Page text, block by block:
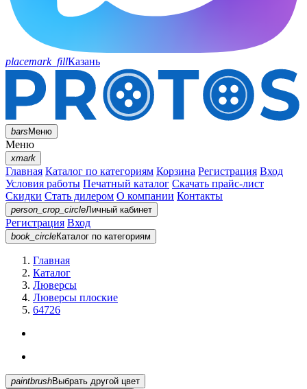
placemark_fillКазань
barsМеню
Меню
xmark
Главная Каталог по категориям Корзина Регистрация Вход
Условия работы Печатный каталог Скачать прайс-лист
Скидки Стать дилером О компании Контакты
person_crop_circleЛичный кабинет
Регистрация Вход
book_circleКаталог по категориям
Главная
Каталог
Люверсы
Люверсы плоские
64726
paintbrush
Выбрать другой цвет